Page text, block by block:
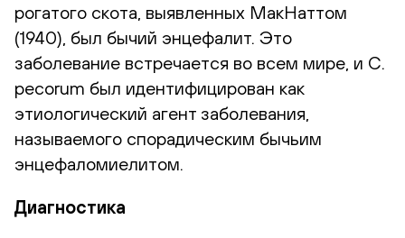
рогатого скота, выявленных МакНаттом
(1940), был бычий энцефалит. Это
заболевание встречается во всем мире, и C.
pecorum был идентифицирован как
этиологический агент заболевания,
называемого спорадическим бычьим
энцефаломиелитом.
Диагностика